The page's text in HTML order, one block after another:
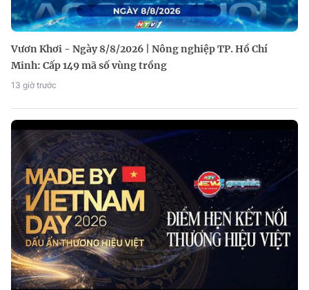
Vươn Khơi - Ngày 8/8/2026 | Nông nghiệp TP. Hồ Chí
Minh: Cấp 149 mã số vùng trồng
13 giờ trước